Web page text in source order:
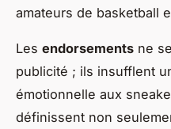
amateurs de basketball
Les endorsements ne
publicité ; ils insufflent
émotionnelle aux
définissent non